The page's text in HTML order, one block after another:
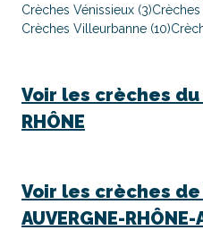
Crèches Vénissieux (3)
Crèches Villeurbanne (10)
Voir les crèches
RHÔNE
Voir les crèches
AUVERGNE-RHÔNE-